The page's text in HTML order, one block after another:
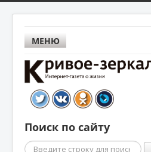
МЕНЮ
Поиск по сайту
Поиск